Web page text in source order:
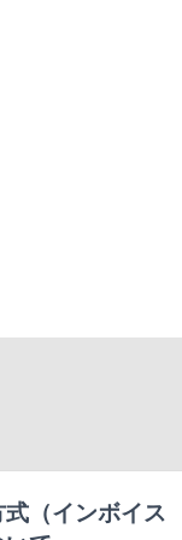
（インボイス